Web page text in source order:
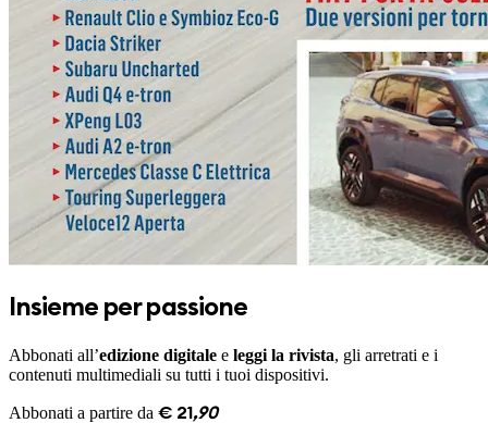
Insieme per passione
Abbonati all’edizione digitale e leggi la rivista, gli arretrati e i
contenuti multimediali su tutti i tuoi dispositivi.
Abbonati a partire da € 21 ,90